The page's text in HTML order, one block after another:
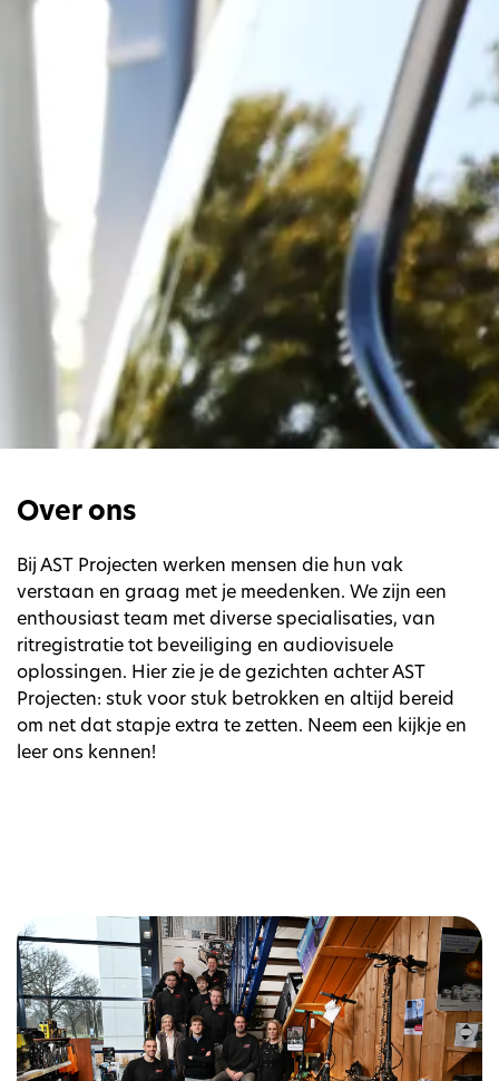
Over ons
Bij AST Projecten werken mensen die hun vak
verstaan en graag met je meedenken. We zijn een
enthousiast team met diverse specialisaties, van
ritregistratie tot beveiliging en audiovisuele
oplossingen. Hier zie je de gezichten achter AST
Projecten: stuk voor stuk betrokken en altijd bereid
om net dat stapje extra te zetten. Neem een kijkje en
leer ons kennen!